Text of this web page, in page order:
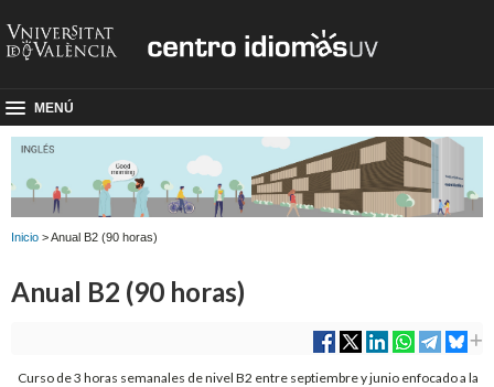
MENÚ
Inicio > Anual B2 (90 horas)
Anual B2 (90 horas)
Curso de 3 horas semanales de nivel B2 entre septiembre y junio enfocado a la